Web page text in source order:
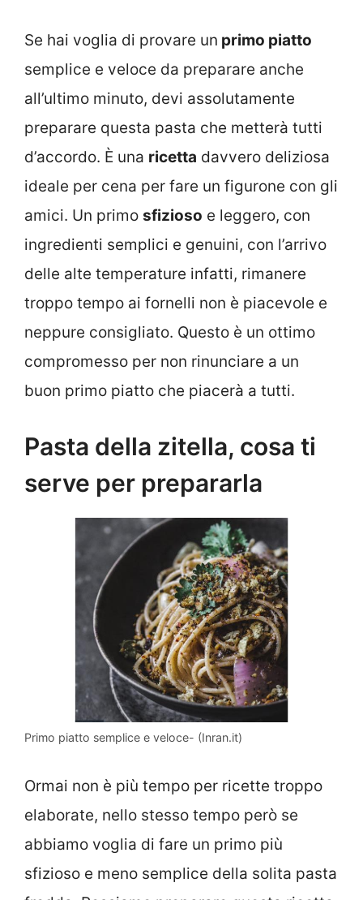
Se hai voglia di provare un primo piatto
semplice e veloce da preparare anche
all’ultimo minuto, devi assolutamente
preparare questa pasta che metterà tutti
d’accordo. È una ricetta davvero deliziosa
ideale per cena per fare un figurone con gli
amici. Un primo sfizioso e leggero, con
ingredienti semplici e genuini, con l’arrivo
delle alte temperature infatti, rimanere
troppo tempo ai fornelli non è piacevole e
neppure consigliato. Questo è un ottimo
compromesso per non rinunciare a un
buon primo piatto che piacerà a tutti.
Pasta della zitella, cosa ti
serve per prepararla
Primo piatto semplice e veloce- (Inran.it)
Ormai non è più tempo per ricette troppo
elaborate, nello stesso tempo però se
abbiamo voglia di fare un primo più
sfizioso e meno semplice della solita pasta